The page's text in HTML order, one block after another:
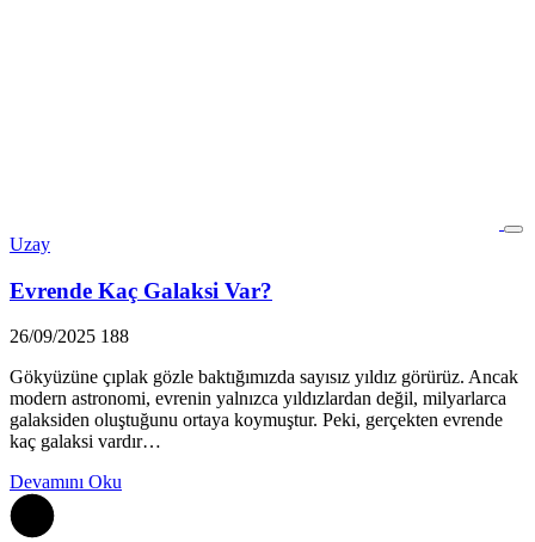
Uzay
Evrende Kaç Galaksi Var?
26/09/2025 188
Gökyüzüne çıplak gözle baktığımızda sayısız yıldız görürüz. Ancak
modern astronomi, evrenin yalnızca yıldızlardan değil, milyarlarca
galaksiden oluştuğunu ortaya koymuştur. Peki, gerçekten evrende
kaç galaksi vardır…
Devamını Oku